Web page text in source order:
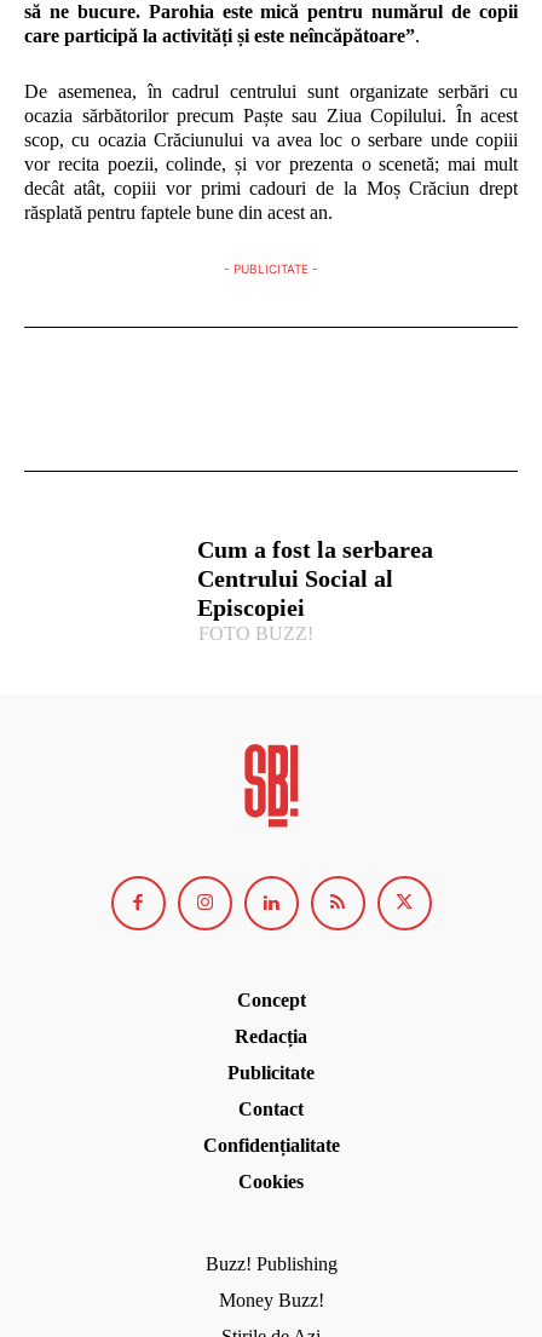
să ne bucure. Parohia este mică pentru numărul de copii
care participă la activități și este neîncăpătoare”.
De asemenea, în cadrul centrului sunt organizate serbări cu
ocazia sărbătorilor precum Paște sau Ziua Copilului. În acest
scop, cu ocazia Crăciunului va avea loc o serbare unde copiii
vor recita poezii, colinde, și vor prezenta o scenetă; mai mult
decât atât, copiii vor primi cadouri de la Moș Crăciun drept
răsplată pentru faptele bune din acest an.
- PUBLICITATE -
Cum a fost la serbarea
Centrului Social al
Episcopiei
FOTO BUZZ!
Concept
Redacția
Publicitate
Contact
Confidențialitate
Cookies
Buzz! Publishing
Money Buzz!